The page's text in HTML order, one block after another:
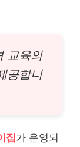
교육의
공합니
집가 운영되